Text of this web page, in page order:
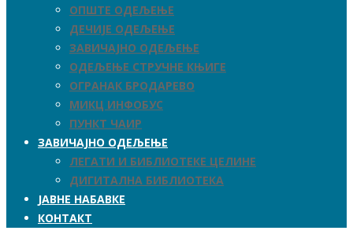
ОПШТЕ ОДЕЉЕЊЕ
ДЕЧИЈЕ ОДЕЉЕЊЕ
ЗАВИЧАЈНО ОДЕЉЕЊЕ
ОДЕЉЕЊЕ СТРУЧНЕ КЊИГЕ
ОГРАНАК БРОДАРЕВО
МИКЦ ИНФОБУС
ПУНКТ ЧАИР
ЗАВИЧАЈНО ОДЕЉЕЊЕ
ЛЕГАТИ И БИБЛИОТЕКЕ ЦЕЛИНЕ
ДИГИТАЛНА БИБЛИОТЕКА
ЈАВНЕ НАБАВКЕ
КОНТАКТ